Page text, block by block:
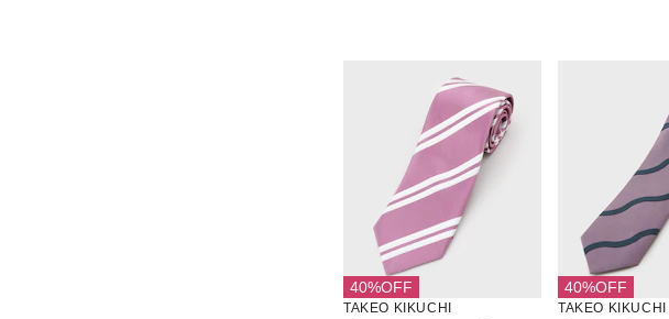
40%OFF
TAKEO KIKUCHI
40%OFF
TAKEO KIKUCHI